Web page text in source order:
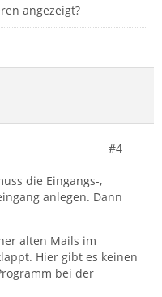
angezeigt?
#4
die Eingangs-,
anlegen. Dann
alten Mails im
Hier gibt es keinen
bei der